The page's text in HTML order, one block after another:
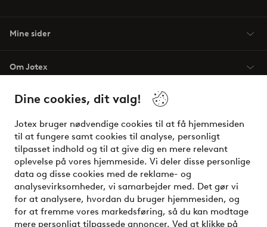
Dine cookies, dit valg!
Jotex bruger nødvendige cookies til at få hjemmesiden
til at fungere samt cookies til analyse, personligt
tilpasset indhold og til at give dig en mere relevant
oplevelse på vores hjemmeside. Vi deler disse personlige
data og disse cookies med de reklame- og
analysevirksomheder, vi samarbejder med. Det gør vi
for at analysere, hvordan du bruger hjemmesiden, og
for at fremme vores markedsføring, så du kan modtage
mere personligt tilpassede annoncer. Ved at klikke på
Mine sider
Om Jotex
Vilkår
Venner
Sikre betalinger - betal nu eller del op
Vil du vide mere om vores betalingsmuligheder?
elpy